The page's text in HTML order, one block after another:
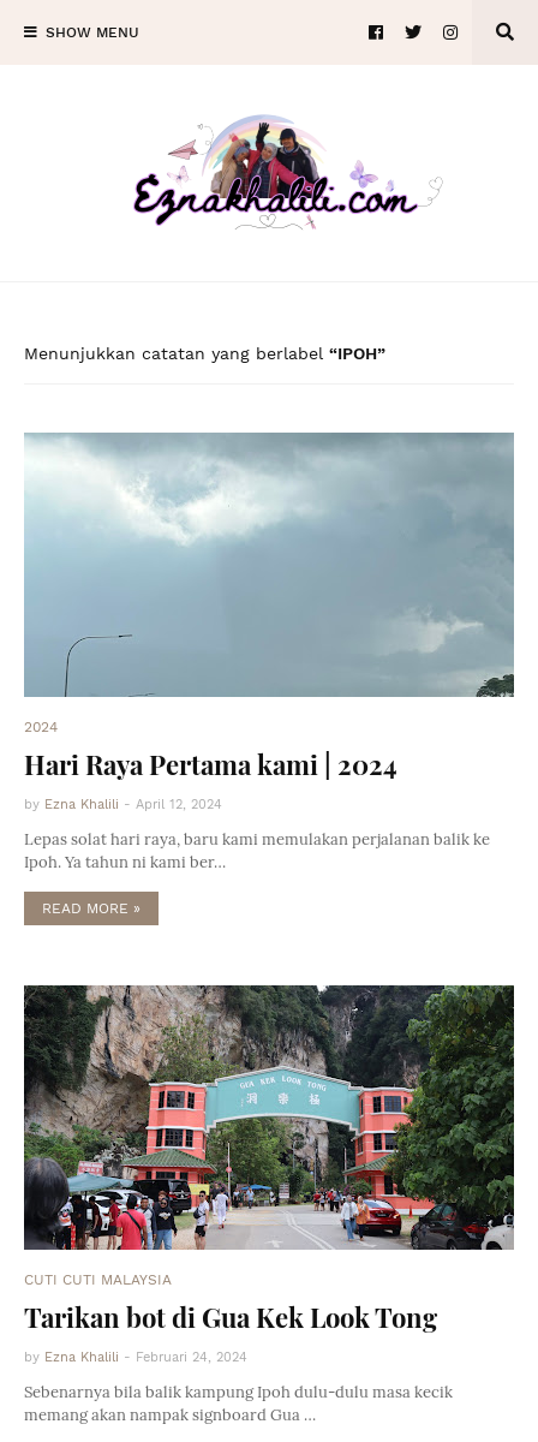
SHOW MENU
Menunjukkan catatan yang berlabel IPOH
2024
Hari Raya Pertama kami | 2024
by Ezna Khalili - April 12, 2024
Lepas solat hari raya, baru kami memulakan perjalanan balik ke
Ipoh. Ya tahun ni kami ber…
READ MORE »
CUTI CUTI MALAYSIA
Tarikan bot di Gua Kek Look Tong
by Ezna Khalili - Februari 24, 2024
Sebenarnya bila balik kampung Ipoh dulu-dulu masa kecik
memang akan nampak signboard Gua …